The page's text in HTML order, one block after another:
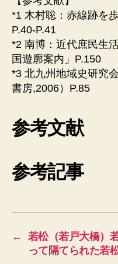
*1 木村聡：赤線跡を
P.40-P.41
*2 南博：近代庶民生
国遊廓案内」P.150
*3 北九州地域史研究
書房,2006）P.85
参考文献
参考記事
←
若松（若戸大橋）
って隔てられた若